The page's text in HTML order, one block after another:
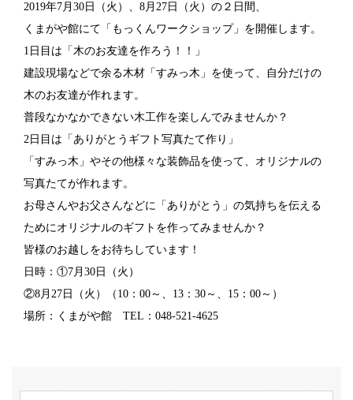
2019年7月30日（火）、8月27日（火）の２日間、
くまがや館にて「もっくんワークショップ」を開催します。
1日目は「木のお友達を作ろう！！」
建設現場などで余る木材「すみっ木」を使って、自分だけの
木のお友達が作れます。
普段なかなかできない木工作を楽しんでみませんか？
2日目は「ありがとうギフト写真たて作り」
「すみっ木」やその他様々な装飾品を使って、オリジナルの
写真たてが作れます。
お母さんやお父さんなどに「ありがとう」の気持ちを伝える
ためにオリジナルのギフトを作ってみませんか？
皆様のお越しをお待ちしています！
日時：①7月30日（火）
②8月27日（火）（10：00～、13：30～、15：00～）
場所：くまがや館 TEL：048-521-4625